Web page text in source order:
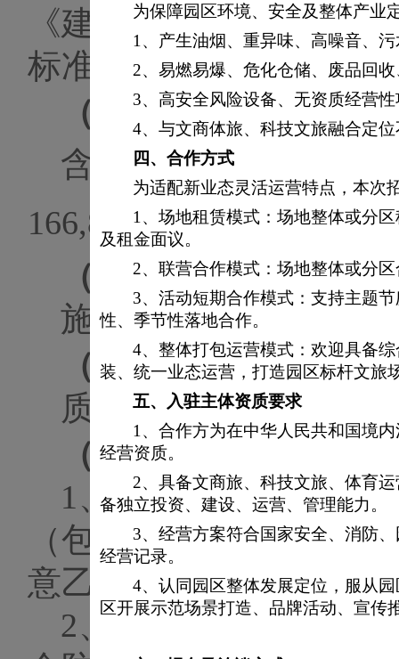
为保障园区环境、安全及整体产业
1、产生油烟、重异味、高噪音、
2、易燃易爆、危化仓储、废品回
3、高安全风险设备、无资质经营
4、与文商体旅、科技文旅融合定
四、合作方式
为适配新业态灵活运营特点，本次
1、场地租赁模式：场地整体或分
及租金面议。
2、联营合作模式：场地整体或分
3、活动短期合作模式：支持主题
性、季节性落地合作。
4、整体打包运营模式：欢迎具备
装、统一业态运营，打造园区标杆文旅
五、
入驻主体资质要求
1、合作方为在中华人民共和国境
经营资质。
2、具备文商旅、科技文旅、体育
备独立投资、建设、运营、管理能力。
3、经营方案符合国家安全、消防
经营记录。
4、认同园区整体发展定位，服从
区开展示范场景打造、品牌活动、宣传
《建筑工程地质勘探与
标准》及设计要求，布
（四）预算控制价
含税预算控制价
166,858.96元。
（五）工期要求
施工工期： 20
日历天
（六）质保期要求
质保期： 无
（七）承包内容要求
1、工程施工前，乙
（包括但不限于材料、
意乙方工程施工方案及
2、承包人在本工程